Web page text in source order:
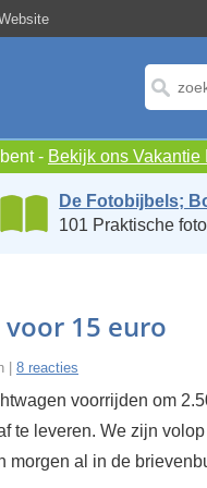
- Bekijk ons Vakantie
De Fotobijbels;
101 Praktische
15 euro
| 8 reacties
voorrijden om
te leveren. We zijn
morgen al in de